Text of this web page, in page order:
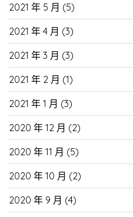
2021 年 5 月 (5)
2021 年 4 月 (3)
2021 年 3 月 (3)
2021 年 2 月 (1)
2021 年 1 月 (3)
2020 年 12 月 (2)
2020 年 11 月 (5)
2020 年 10 月 (2)
2020 年 9 月 (4)